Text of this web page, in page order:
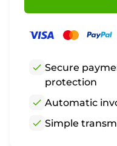
check Secure
protection
check Automatic
check Simple